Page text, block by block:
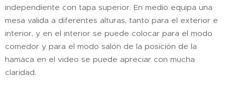
independiente con tapa superior. En medio equipa una
mesa valida a diferentes alturas, tanto para el exterior e
interior, y en el interior se puede colocar para el modo
comedor y para el modo salón de la posición de la
hamaca en el video se puede apreciar con mucha
claridad.